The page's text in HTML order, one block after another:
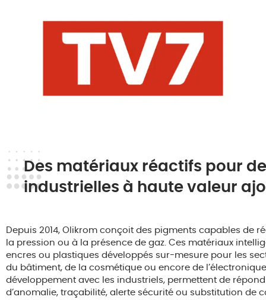
Des matériaux réactifs pour
industrielles à haute valeur
Depuis 2014, Olikrom conçoit des pigments capables de
la pression ou à la présence de gaz. Ces matériaux
encres ou plastiques développés sur-mesure pour les
du bâtiment, de la cosmétique ou encore de
développement avec les industriels, permettent de
d’anomalie, traçabilité, alerte sécurité ou substitution de